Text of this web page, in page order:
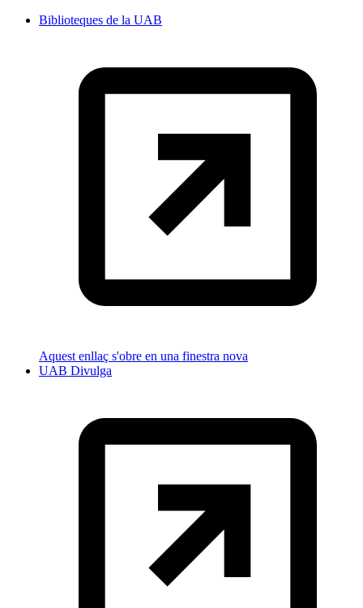
Biblioteques de la UAB
Aquest enllaç s'obre en una finestra nova
UAB Divulga